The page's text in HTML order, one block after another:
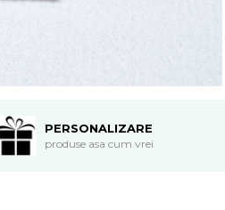
PERSONALIZARE
produse asa cum vrei